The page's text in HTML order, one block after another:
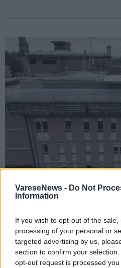
VareseNews - Do Not
Information
If you wish to opt-out of the
processing of your personal or
targeted advertising by us,
section to confirm your
opt-out request is processed
POLITICA
Varese chiede
Del Ponte